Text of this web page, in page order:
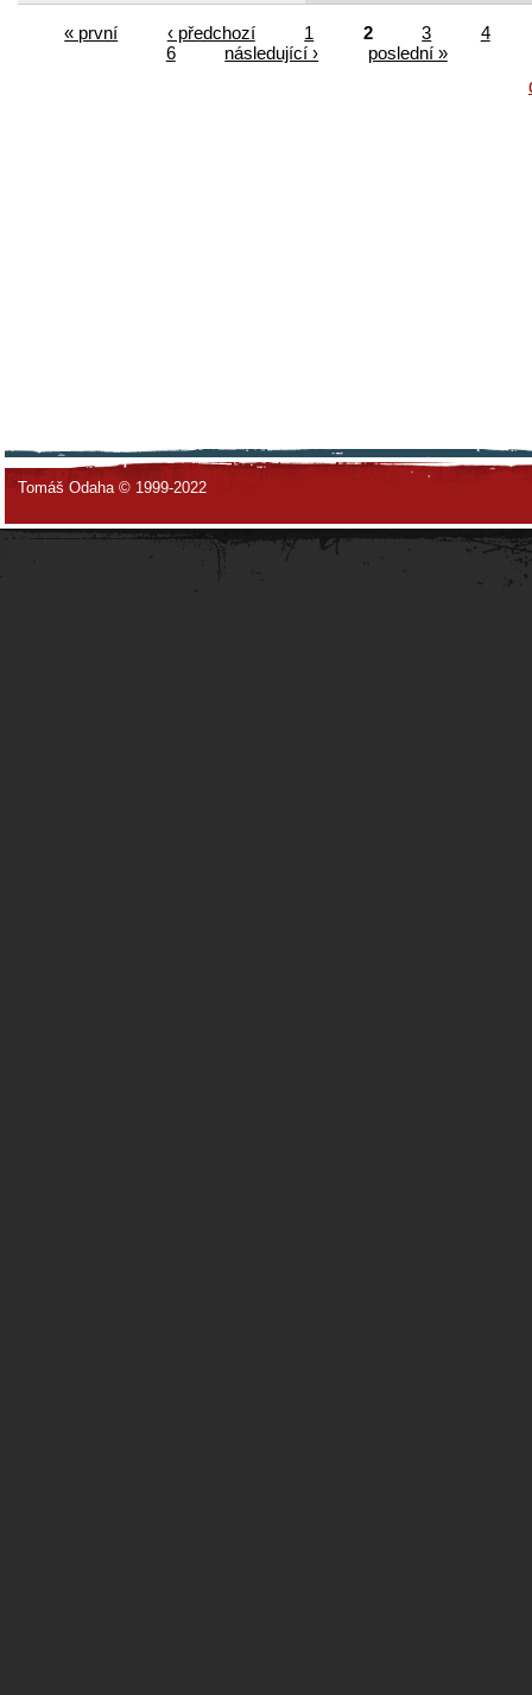
« první ‹ předchozí 1 2 3
4
6
následující ›
poslední »
Tomáš Odaha © 1999-2022